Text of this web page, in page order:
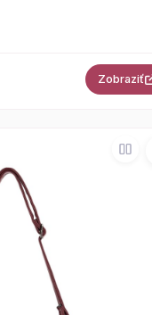
Zobraziť